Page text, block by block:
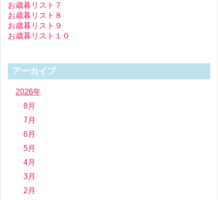
お歳暮リスト７
お歳暮リスト８
お歳暮リスト９
お歳暮リスト１０
アーカイブ
2026年
8月
7月
6月
5月
4月
3月
2月